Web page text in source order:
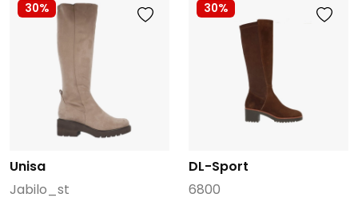
30%
Unisa
Jabilo_st
30%
DL-Sport
6800